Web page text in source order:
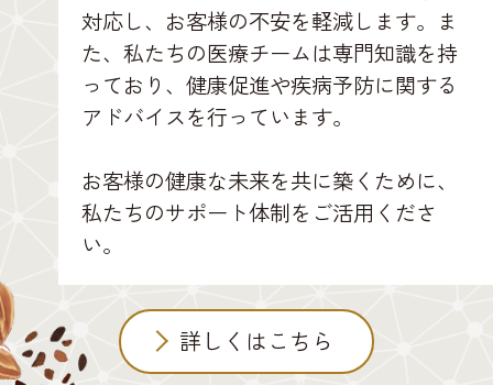
対応し、お客様の不安を軽減します。ま
た、私たちの医療チームは専門知識を持
っており、健康促進や疾病予防に関する
アドバイスを行っています。
お客様の健康な未来を共に築くために、
私たちのサポート体制をご活用くださ
い。
詳しくはこちら